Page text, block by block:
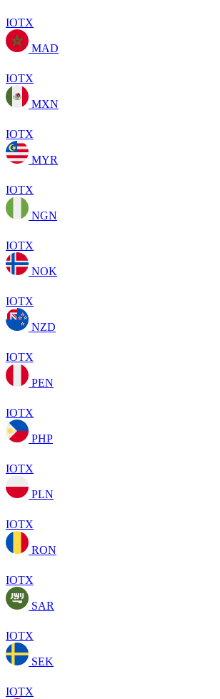
IOTX
MAD
IOTX
MXN
IOTX
MYR
IOTX
NGN
IOTX
NOK
IOTX
NZD
IOTX
PEN
IOTX
PHP
IOTX
PLN
IOTX
RON
IOTX
SAR
IOTX
SEK
IOTX